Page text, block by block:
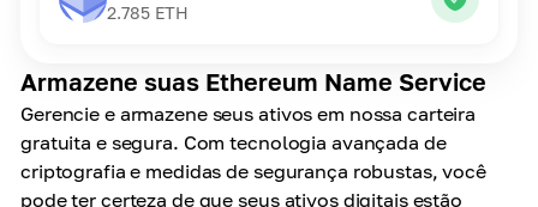
Armazene suas Ethereum Name Service
Gerencie e armazene seus ativos em nossa carteira
gratuita e segura. Com tecnologia avançada de
criptografia e medidas de segurança robustas, você
pode ter certeza de que seus ativos digitais estão
2.785 ETH